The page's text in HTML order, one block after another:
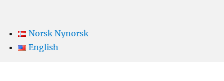
Norsk Nynorsk
English